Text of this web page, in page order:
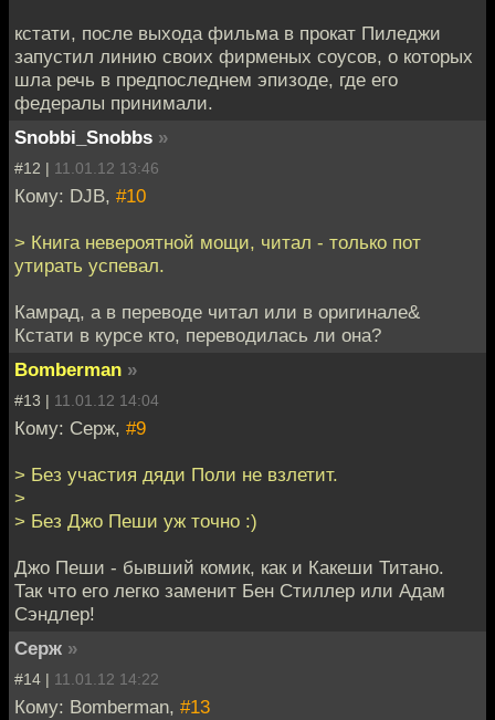
кстати, после выхода фильма в прокат Пиледжи
запустил линию своих фирменых соусов, о которых
шла речь в предпоследнем эпизоде, где его
федералы принимали.
Snobbi_Snobbs »
#12 | 11.01.12 13:46
Кому: DJB, #10
> Книга невероятной мощи, читал - только пот
утирать успевал.
Камрад, а в переводе читал или в оригинале&
Кстати в курсе кто, переводилась ли она?
Bomberman »
#13 | 11.01.12 14:04
Кому: Серж, #9
> Без участия дяди Поли не взлетит.
>
> Без Джо Пеши уж точно :)
Джо Пеши - бывший комик, как и Какеши Титано.
Так что его легко заменит Бен Стиллер или Адам
Сэндлер!
Серж »
#14 | 11.01.12 14:22
Кому: Bomberman, #13